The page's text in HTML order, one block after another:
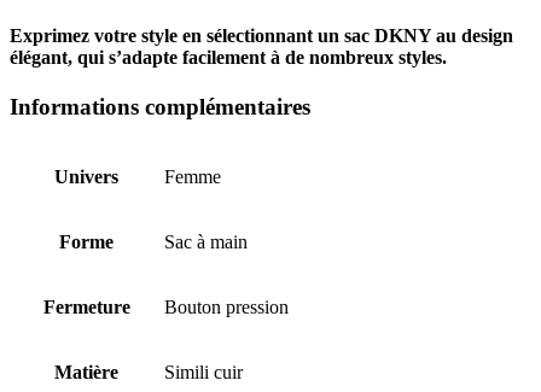
Exprimez votre style en sélectionnant un sac DKNY au design
élégant, qui s’adapte facilement à de nombreux styles.
Informations complémentaires
Univers Femme
Forme Sac à main
Fermeture Bouton pression
Matière Simili cuir